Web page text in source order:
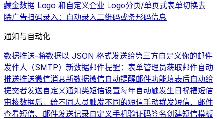
藏金数据 Logo 和自定义企业 Logo分页/单页式表单切换去
除广告扫码录入：自动录入二维码或条形码信息
通知与自动化
数据推送-将数据以 JSON 格式发送给第三方自定义你的邮件
发件人（SMTP） 新数据邮件提醒：表单管理员获取邮件自动
推送推送微信消息新数据微信自动提醒邮件功能填表后自动给
提交者发送自定义通知类短信设置每年自动触发生日祝福短信
审核数据后，给不同人员触发不同的短信手动群发短信、邮件
查看短信、邮件发送记录自定义手机验证码签名创建短信模板